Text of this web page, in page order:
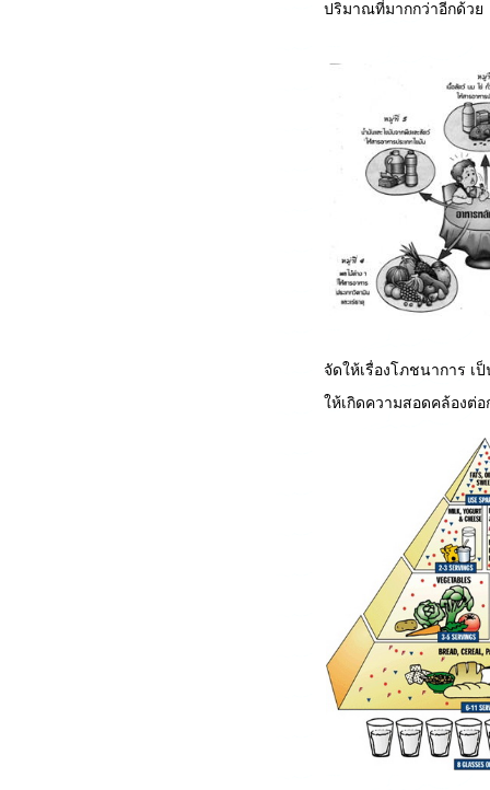
ปริมาณที่มากกว่าอีกด้วย
จัดให้เรื่องโภชนาการ เ
ให้เกิดความสอดคล้องต่
Die Corum-Fälschung